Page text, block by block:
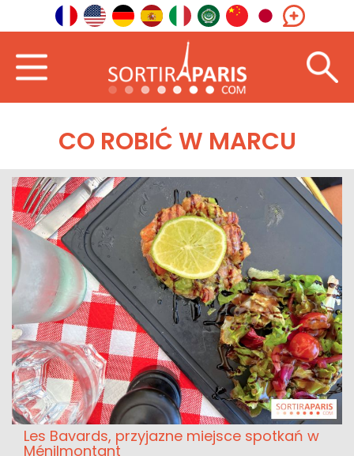
CO ROBIĆ W MARCU
Les Bavards, przyjazne miejsce spotkań w
Ménilmontant